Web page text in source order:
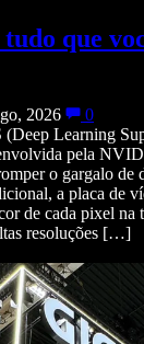
que
2026
0
Learning
pela
o gargalo de
a placa de
de cada pixel na
resoluções […]